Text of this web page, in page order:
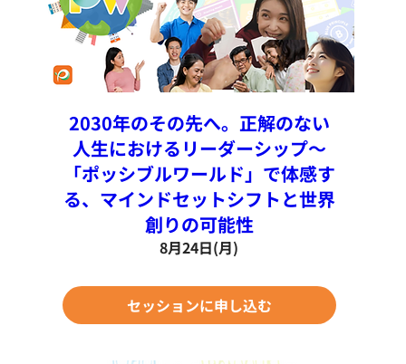
2030年のその先へ。正解のない
人生におけるリーダーシップ〜
「ポッシブルワールド」で体感す
る、マインドセットシフトと世界
創りの可能性
8月24日(月)
セッションに申し込む